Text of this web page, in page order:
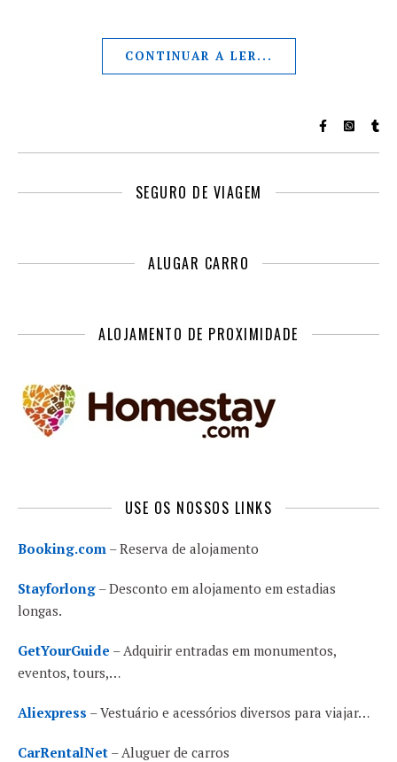
CONTINUAR A LER...
SEGURO DE VIAGEM
ALUGAR CARRO
ALOJAMENTO DE PROXIMIDADE
USE OS NOSSOS LINKS
Booking.com – Reserva de alojamento
Stayforlong – Desconto em alojamento em estadias
longas.
GetYourGuide – Adquirir entradas em monumentos,
eventos, tours,…
Aliexpress – Vestuário e acessórios diversos para viajar…
CarRentalNet – Aluguer de carros